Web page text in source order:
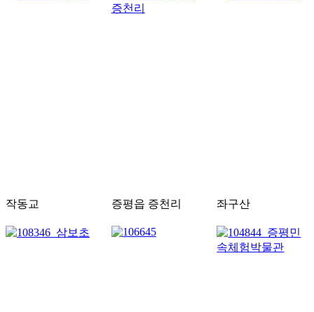
작동교 증평읍 증천리 좌구산